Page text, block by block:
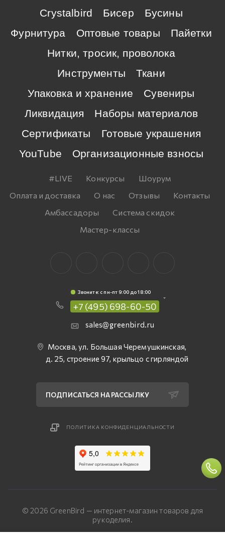
Crystalbird
Бисер
Бусины
Фурнитура
Оптовые товары
Пайетки
Нитки, тросик, проволока
Инструменты
Ткани
Упаковка и хранение
Сувениры
Ликвидация
Наборы материалов
Сертификаты
Готовые украшения
YouTube
Организационные взносы
#LIVE Конкурсы
Шоурум
Оплата и доставка
О нас Отзывы
Контакты
Амбассадоры
Система скидок
Мастер-классы
Звоните: c пн-пт 9:00 до 18:00
+7 (495) 698-60-50
sales@greenbird.ru
Москва, ул. Большая Черемушкинская,
д. 25, строение 97, крыльцо с гирляндой
ПОДПИСАТЬСЯ НА РАССЫЛКУ
ПОЛИТИКА КОНФИДЕНЦИАЛЬНОСТИ
© 2026 GreenBird — интернет-магазин товаров для
рукоделия.